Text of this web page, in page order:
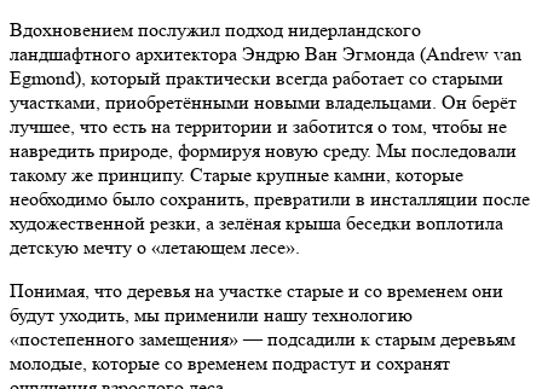
Вдохновением послужил подход нидерландского
ландшафтного архитектора Эндрю Ван Эгмонда (Andrew van
Egmond), который практически всегда работает со старыми
участками, приобретёнными новыми владельцами. Он берёт
лучшее, что есть на территории и заботится о том, чтобы не
навредить природе, формируя новую среду. Мы последовали
такому же принципу. Старые крупные камни, которые
необходимо было сохранить, превратили в инсталляции после
художественной резки, а зелёная крыша беседки воплотила
детскую мечту о «летающем лесе».
Понимая, что деревья на участке старые и со временем они
будут уходить, мы применили нашу технологию
«постепенного замещения» — подсадили к старым деревьям
молодые, которые со временем подрастут и сохранят